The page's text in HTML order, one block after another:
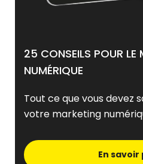
25 CONSEILS POUR LE
NUMÉRIQUE
Tout ce que vous devez
votre marketing
En savoir